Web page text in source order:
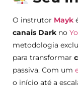
O instrutor Mayk
canais Dark no
metodologia
para transformar
passiva. Com um
o início até a